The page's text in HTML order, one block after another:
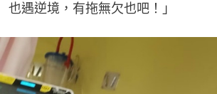
也遇逆境，有拖無欠也吧！」